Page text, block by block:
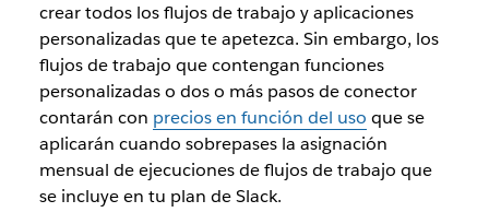
crear todos los flujos de trabajo y aplicaciones
personalizadas que te apetezca. Sin embargo, los
flujos de trabajo que contengan funciones
personalizadas o dos o más pasos de conector
contarán con precios en función del uso que se
aplicarán cuando sobrepases la asignación
mensual de ejecuciones de flujos de trabajo que
se incluye en tu plan de Slack.